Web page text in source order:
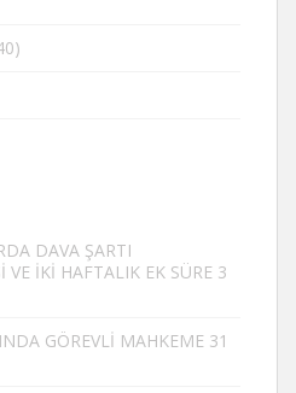
DAVA ŞARTI
VE İKİ HAFTALIK EK SÜRE 3
GÖREVLİ MAHKEME 31